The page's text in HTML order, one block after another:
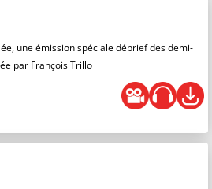
une émission spéciale débrief des demi-
par François Trillo